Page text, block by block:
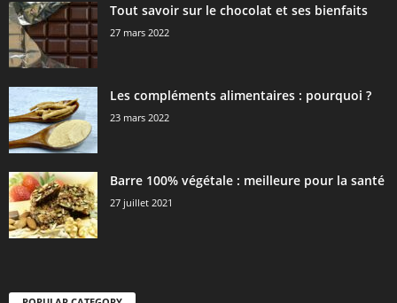
Tout savoir sur le chocolat et ses bienfaits
27 mars 2022
Les compléments alimentaires : pourquoi ?
23 mars 2022
Barre 100% végétale : meilleure pour la santé
27 juillet 2021